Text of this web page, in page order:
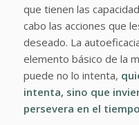
que tienen las
cabo las acciones que
deseado. La
elemento básico de la
puede no lo intenta,
intenta, sino que
persevera en el